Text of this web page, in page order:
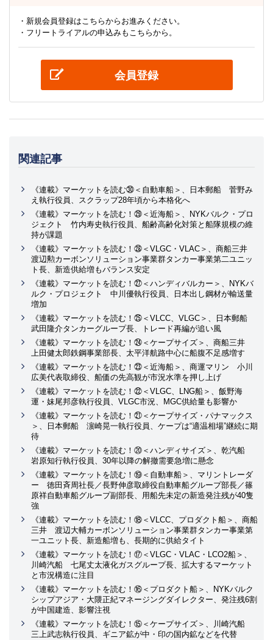
・新規会員登録はこちらからお進みください。
・フリートライアルの申込みもこちらから。
会員登録
関連記事
《連載》マーケットを読む㉚＜自動車船＞、日本郵船 菅野み
え執行役員、スクラップ28年頃から本格化へ
《連載》マーケットを読む！㉙＜近海船＞、NYKバルク・プロ
ジェクト 竹内寿史執行役員、船齢高齢化対策と船隊規模の維
持が課題
《連載》マーケットを読む！㉘＜VLGC・VLAC＞、商船三井
渡辺勲カーボンソリューション事業群タンカー事業第二ユニッ
ト長、新造供給増もバランス安定
《連載》マーケットを読む！㉗＜ハンディバルカー＞、NYKバ
ルク・プロジェクト 中川優執行役員、日本出し鋼材が輸送量
増加
《連載》マーケットを読む！㉕＜VLCC、VLGC＞、日本郵船
武田隆介タンカーグループ長、トレード再編が追い風
《連載》マーケットを読む！㉔＜ケープサイズ＞、商船三井
上田健太郎鉄鋼事業部長、太平洋航路中心に船腹不足感増す
《連載》マーケットを読む！㉓＜近海船＞、商運マリン 小川
広美代表取締役、船価の先高観が市況水準を押し上げ
《連載》マーケットを読む！㉒＜VLGC、LNG船＞、飯野海
運・妹尾邦彦執行役員、VLGC市況、MGC供給量も影響か
《連載》マーケットを読む！㉑＜ケープサイズ・パナマックス
＞、日本郵船 濵崎晃一執行役員、ケープは“適温相場”継続に期
待
《連載》マーケットを読む！⑳＜ハンディサイズ＞、乾汽船
岩原知行執行役員、30年以降の解撤需要急増に懸念
《連載》マーケットを読む！⑲＜自動車船＞、マリントレーダ
ー 徳田斉周社長／長野伸彦取締役自動車船グループ部長／篠
原祥自動車船グループ副部長、用船先未定の新造発注残が40隻
強
《連載》マーケットを読む！⑱＜VLCC、プロダクト船＞、商船
三井 渡辺大輔カーボンソリューション事業群タンカー事業第
一ユニット長、新造船増も、長期的に供給タイト
《連載》マーケットを読む！⑰＜VLGC・VLAC・LCO2船＞、
川崎汽船 七尾丈太液化ガスグループ長、拡大するマーケット
と市況構造に注目
《連載》マーケットを読む！⑯＜プロダクト船＞、NYKバルク
シップアジア・大隈正紀マネージングダイレクター、発注残6割
が中国建造、影響注視
《連載》マーケットを読む！⑮＜ケープサイズ＞、川崎汽船
三上武志執行役員、ギニア鉱が中・印の国内鉱などを代替